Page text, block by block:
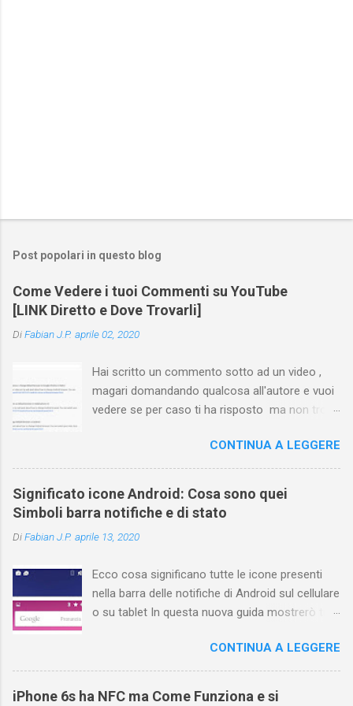
Post popolari in questo blog
Come Vedere i tuoi Commenti su YouTube
[LINK Diretto e Dove Trovarli]
DiFabian J.P. aprile 02, 2020
Hai scritto un commento sotto ad un video ,
magari domandando qualcosa all'autore e vuoi
vedere se per caso ti ha risposto ma non trovi
nessuna voce del tipo " cronologia commenti
YouTube " o cose simili? Vuoi sapere come
farlo sia se accedi dal tuo computer (PC/Mac)
oppure tramite smartphone (Android o iPhone)
trovare i propri commenti di YouTube , ossia
Ovviamente la risposta é positiva ma mi ci è
voluto un bel po' di tempo prima di trovare
questa funzione di YouTube perché è anche
chiamare questo "posto". Vediamo quindi
subito come visualizzare i vostri commenti di
YouTube, lasciati sotto ai video di altri
CONTINUA A LEGGERE
Significato icone Android: Cosa sono quei
Simboli barra notifiche e di stato
DiFabian J.P. aprile 13, 2020
Ecco cosa significano tutte le icone presenti
nella barra delle notifiche di Android sul cellulare
o su tablet In questa nuova guida mostrerò tutti
mostrati sul display nella parte superiore e
cosa ognuno di essi significa . La barra di stato
nella parte superiore della schermata contiene
CONTINUA A LEGGERE
iPhone 6s ha NFC ma Come Funziona e si